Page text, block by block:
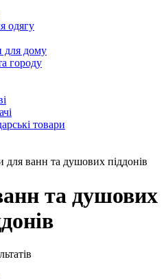
одягу
для дому
городу
товари
ванн та душових піддонів
та душових